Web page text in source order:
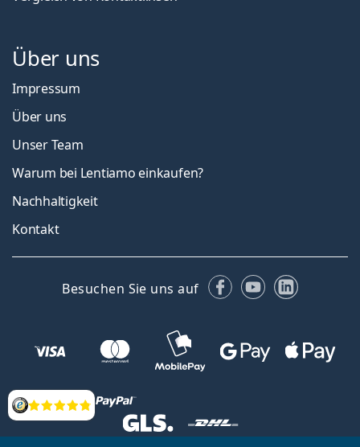
Bewertung
Über uns
Impressum
Über uns
Unser Team
Warum bei Lentiamo einkaufen?
Nachhaltigkeit
Kontakt
Besuchen Sie uns auf Facebook
YouTubeLinkedIn